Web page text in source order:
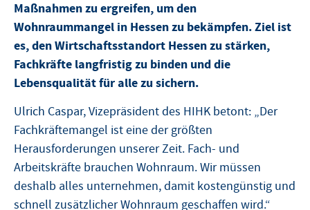
Maßnahmen zu ergreifen, um den
Wohnraummangel in Hessen zu bekämpfen. Ziel ist
es, den Wirtschaftsstandort Hessen zu stärken,
Fachkräfte langfristig zu binden und die
Lebensqualität für alle zu sichern.
Ulrich Caspar, Vizepräsident des HIHK betont: „Der
Fachkräftemangel ist eine der größten
Herausforderungen unserer Zeit. Fach- und
Arbeitskräfte brauchen Wohnraum. Wir müssen
deshalb alles unternehmen, damit kostengünstig und
schnell zusätzlicher Wohnraum geschaffen wird.“